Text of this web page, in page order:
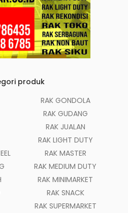
produk
RAK GONDOLA
RAK GUDANG
RAK JUALAN
RAK LIGHT DUTY
RAK MASTER
RAK MEDIUM DUTY
RAK MINIMARKET
RAK SNACK
RAK SUPERMARKET